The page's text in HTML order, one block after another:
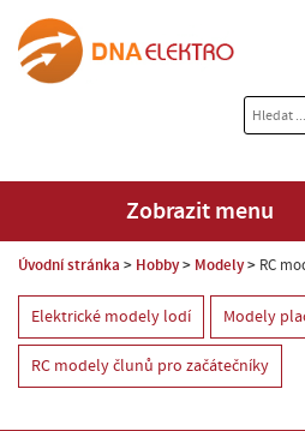
Zobrazit menu
Úvodní stránka Hobby Modely RC
Elektrické modely lodí Modely
RC modely člunů pro začátečníky